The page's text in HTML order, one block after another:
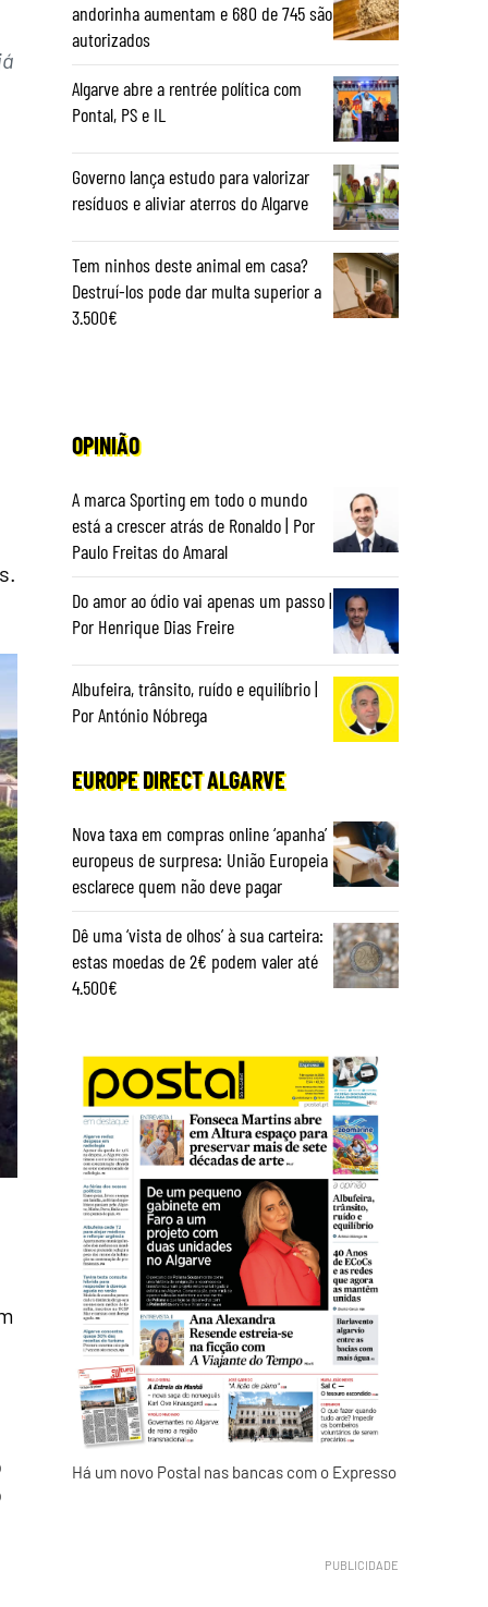
andorinha aumentam e 680 de 745 são
autorizados
Algarve abre a rentrée política com
Pontal, PS e IL
Governo lança estudo para valorizar
resíduos e aliviar aterros do Algarve
Tem ninhos deste animal em casa?
Destruí-los pode dar multa superior a
3.500€
OPINIÃO
A marca Sporting em todo o mundo
está a crescer atrás de Ronaldo | Por
Paulo Freitas do Amaral
Do amor ao ódio vai apenas um passo |
Por Henrique Dias Freire
Albufeira, trânsito, ruído e equilíbrio |
Por António Nóbrega
EUROPE DIRECT ALGARVE
Nova taxa em compras online ‘apanha’
europeus de surpresa: União Europeia
esclarece quem não deve pagar
Dê uma ‘vista de olhos’ à sua carteira:
estas moedas de 2€ podem valer até
4.500€
Há um novo Postal nas bancas com o Expresso